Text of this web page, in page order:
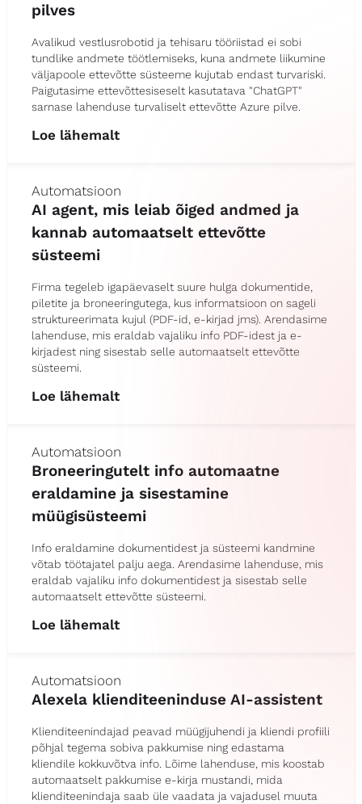
pilves
Avalikud vestlusrobotid ja tehisaru tööriistad ei sobi
tundlike andmete töötlemiseks, kuna andmete liikumine
väljapoole ettevõtte süsteeme kujutab endast turvariski.
Paigutasime ettevõttesiseselt kasutatava "ChatGPT"
sarnase lahenduse turvaliselt ettevõtte Azure pilve.
Loe lähemalt
Automatsioon
AI agent, mis leiab õiged andmed ja
kannab automaatselt ettevõtte
süsteemi
Firma tegeleb igapäevaselt suure hulga dokumentide,
piletite ja broneeringutega, kus informatsioon on sageli
struktureerimata kujul (PDF-id, e-kirjad jms). Arendasime
lahenduse, mis eraldab vajaliku info PDF-idest ja e-
kirjadest ning sisestab selle automaatselt ettevõtte
süsteemi.
Loe lähemalt
Automatsioon
Broneeringutelt info automaatne
eraldamine ja sisestamine
müügisüsteemi
Info eraldamine dokumentidest ja süsteemi kandmine
võtab töötajatel palju aega. Arendasime lahenduse, mis
eraldab vajaliku info dokumentidest ja sisestab selle
automaatselt ettevõtte süsteemi.
Loe lähemalt
Automatsioon
Alexela klienditeeninduse AI-assistent
Klienditeenindajad peavad müügijuhendi ja kliendi profiili
põhjal tegema sobiva pakkumise ning edastama
kliendile kokkuvõtva info. Lõime lahenduse, mis koostab
automaatselt pakkumise e-kirja mustandi, mida
klienditeenindaja saab üle vaadata ja vajadusel muuta